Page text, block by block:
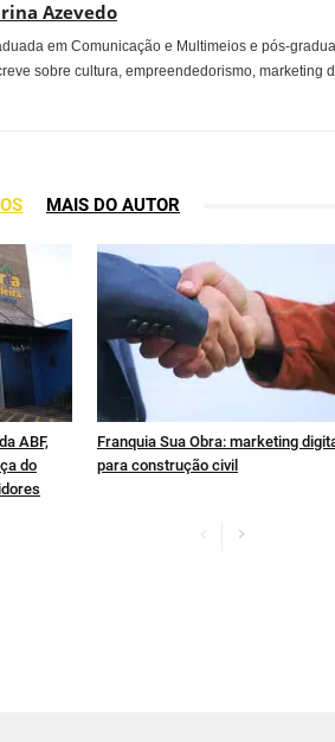
Azevedo
em Comunicação e Multimeios e pós-
sobre cultura, empreendedorismo, marketing
MAIS DO AUTOR
ABF,
do
Franquia Sua Obra: marketing
para construção civil